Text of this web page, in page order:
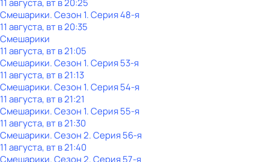
11 августа, вт в 20:25
Смешарики. Сезон 1. Серия 48-я
11 августа, вт в 20:35
Смешарики
11 августа, вт в 21:05
Смешарики. Сезон 1. Серия 53-я
11 августа, вт в 21:13
Смешарики. Сезон 1. Серия 54-я
11 августа, вт в 21:21
Смешарики. Сезон 1. Серия 55-я
11 августа, вт в 21:30
Смешарики. Сезон 2. Серия 56-я
11 августа, вт в 21:40
Смешарики. Сезон 2. Серия 57-я